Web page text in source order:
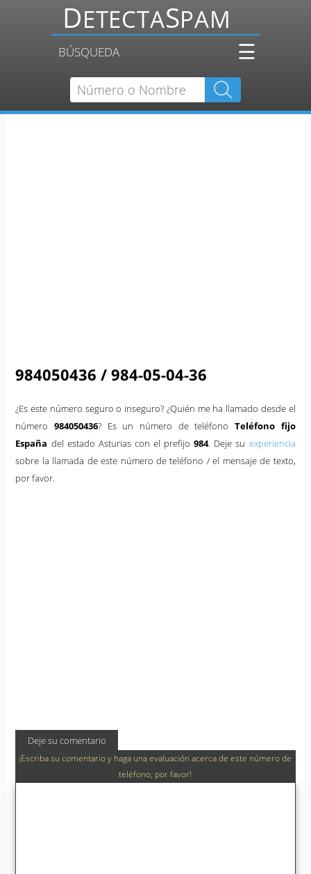
BÚSQUEDA ☰
984050436 / 984-05-04-36
¿Es este número seguro o inseguro? ¿Quién me ha llamado desde el
número984050436? Es un número de teléfono Teléfono fijo
España del estado Asturias con el prefijo984. Deje su experiencia
sobre la llamada de este número de teléfono / el mensaje de texto,
por favor.
Deje su comentario
¡Escriba su comentario y haga una evaluación acerca de este número de
teléfono, por favor!